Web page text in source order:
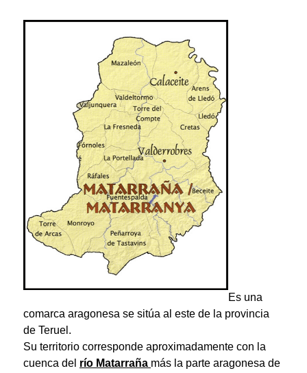
Es una
comarca aragonesa se sitúa al este de la provincia
de Teruel.
Su territorio corresponde aproximadamente con la
cuenca del río Matarraña más la parte aragonesa de